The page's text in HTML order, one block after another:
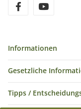
Informationen
Gesetzliche
Tipps /